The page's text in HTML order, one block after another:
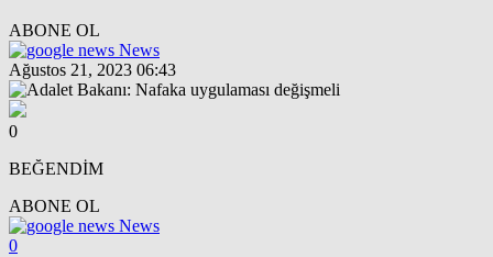
ABONE OL
News
Ağustos 21, 2023 06:43
0
BEĞENDİM
ABONE OL
News
0